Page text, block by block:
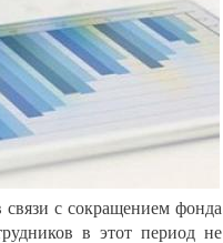
с сокращением фонда
в этот период не